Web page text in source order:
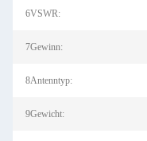
6VSWR:
7Gewinn:
8Antenntyp:
9Gewicht: